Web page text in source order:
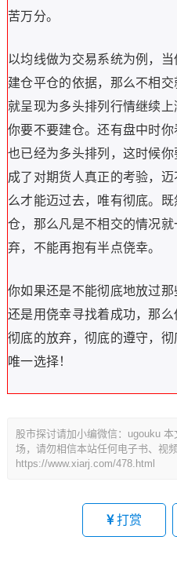
苦万分。
以均线做为交易系统为例，
建仓平仓的依据，那么不相
就呈现为多头排列行情继续上
你要不要建仓。还有盘中时
也已经为多头排列，这时候
成了对期货人真正的考验，
么才能迈过去，唯有彻底。
仓，那么凡是不相交的情况
弃，不能再抱有半点侥幸。
你如果还是不能彻底地放过那
还是用侥幸寻找着成功，那
彻底的放弃，彻底的遵守，
唯一选择！
股市探讨请加小编微信：ugouku
场，请勿相信本站任何电子书、视
https://www.xiarj.com/478.html
打赏